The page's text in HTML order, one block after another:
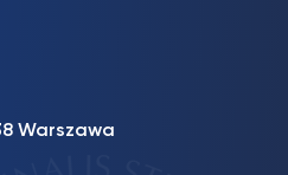
Warszawa